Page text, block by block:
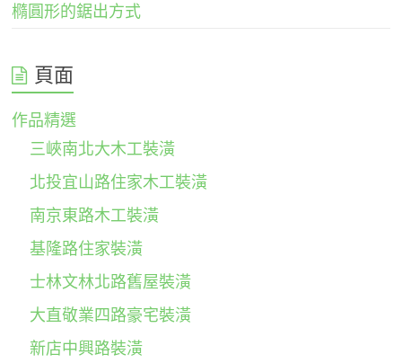
橢圓形的鋸出方式
頁面
作品精選
三峽南北大木工裝潢
北投宜山路住家木工裝潢
南京東路木工裝潢
基隆路住家裝潢
士林文林北路舊屋裝潢
大直敬業四路豪宅裝潢
新店中興路裝潢